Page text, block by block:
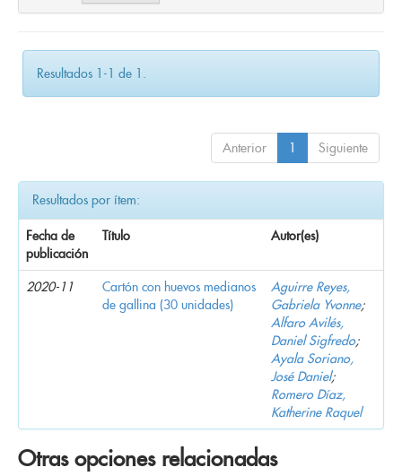
Resultados 1-1 de 1.
Anterior 1 Siguiente
Resultados por ítem:
Fecha de
publicación
Título Autor(es)
2020-11
Cartón con huevos medianos
de gallina (30 unidades)
Aguirre Reyes,
Gabriela Yvonne;
Alfaro Avilés,
Daniel Sigfredo;
Ayala Soriano,
José Daniel;
Romero Díaz,
Katherine Raquel
Otras opciones relacionadas